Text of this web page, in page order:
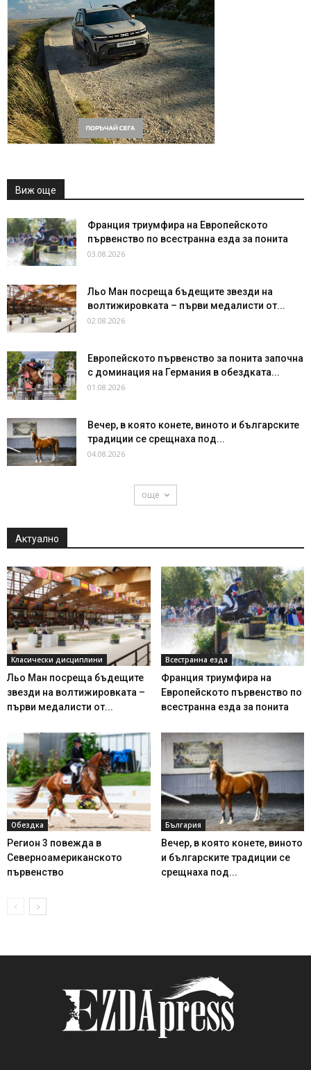
Виж още
Франция триумфира на Европейското
първенство по всестранна езда за понита
03.08.2026
Льо Ман посреща бъдещите звезди на
волтижировката – първи медалисти от...
02.08.2026
Европейското първенство за понита започна
с доминация на Германия в обездката...
01.08.2026
Вечер, в която конете, виното и българските
традиции се срещнаха под...
04.08.2026
още
Актуално
Класически дисциплини
Льо Ман посреща бъдещите
звезди на волтижировката –
първи медалисти от...
Всестранна езда
Франция триумфира на
Европейското първенство по
всестранна езда за понита
Обездка
Регион 3 повежда в
Северноамериканското
първенство
България
Вечер, в която конете, виното
и българските традиции се
срещнаха под...